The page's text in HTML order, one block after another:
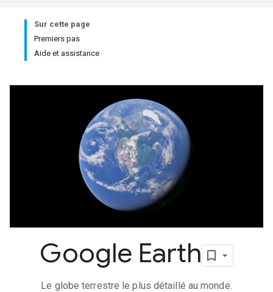
Sur cette page
Premiers pas
Aide et assistance
Google Earth
Le globe terrestre le plus détaillé au monde.